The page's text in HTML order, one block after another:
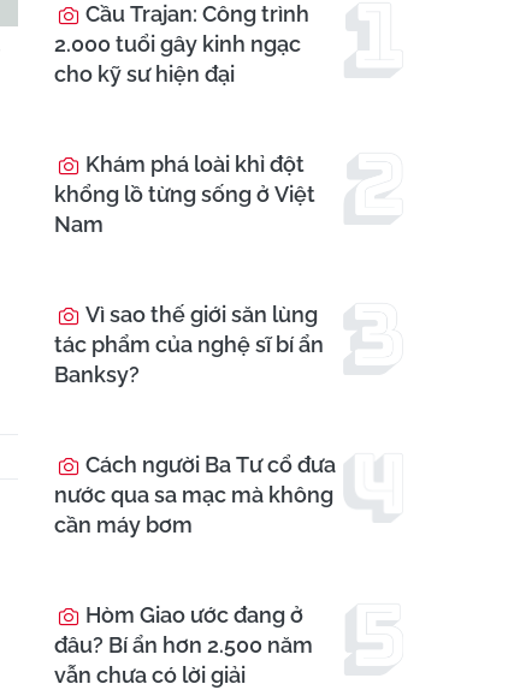
Cầu Trajan: Công trình
2.000 tuổi gây kinh ngạc
cho kỹ sư hiện đại
Khám phá loài khỉ đột
khổng lồ từng sống ở Việt
Nam
Vì sao thế giới săn lùng
tác phẩm của nghệ sĩ bí ẩn
Banksy?
Cách người Ba Tư cổ đưa
nước qua sa mạc mà không
cần máy bơm
Hòm Giao ước đang ở
đâu? Bí ẩn hơn 2.500 năm
vẫn chưa có lời giải